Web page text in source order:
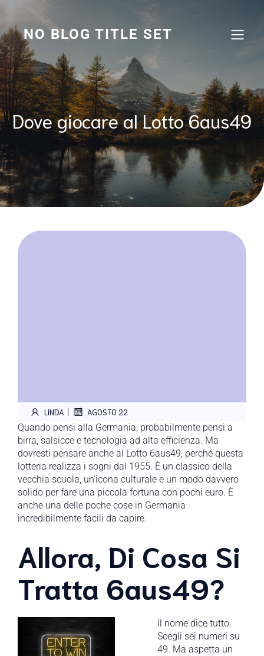
contenuto
NO BLOG TITLE SET
Dove giocare al Lotto 6aus49
LINDA | AGOSTO 22
Quando pensi alla Germania, probabilmente pensi a
birra, salsicce e tecnologia ad alta efficienza. Ma
dovresti pensare anche al Lotto 6aus49, perché questa
lotteria realizza i sogni dal 1955. È un classico della
vecchia scuola, un’icona culturale e un modo davvero
solido per fare una piccola fortuna con pochi euro. È
anche una delle poche cose in Germania
incredibilmente facili da capire.
Allora, Di Cosa Si
Tratta 6aus49?
Il nome dice tutto.
Scegli sei numeri su
49. Ma aspetta un